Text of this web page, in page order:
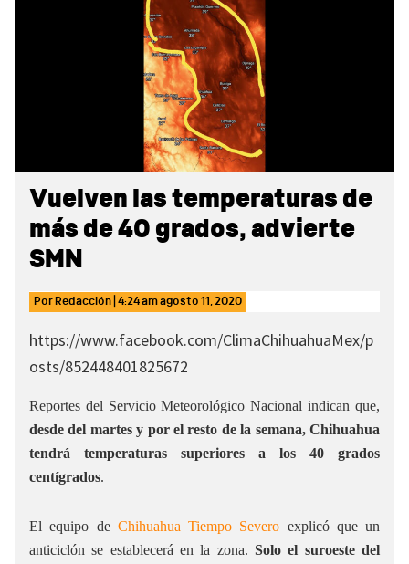
Vuelven las temperaturas de
más de 40 grados, advierte
SMN
Por Redacción 4:24 amagosto 11, 2020
https://www.facebook.com/ClimaChihuahuaMex/p
osts/852448401825672
Reportes del Servicio Meteorológico Nacional indican que,
desde del martes y por el resto de la semana, Chihuahua
tendrá temperaturas superiores a los 40 grados
centígrados.
El equipo de Chihuahua Tiempo Severo explicó que un
anticiclón se establecerá en la zona. Solo el suroeste del